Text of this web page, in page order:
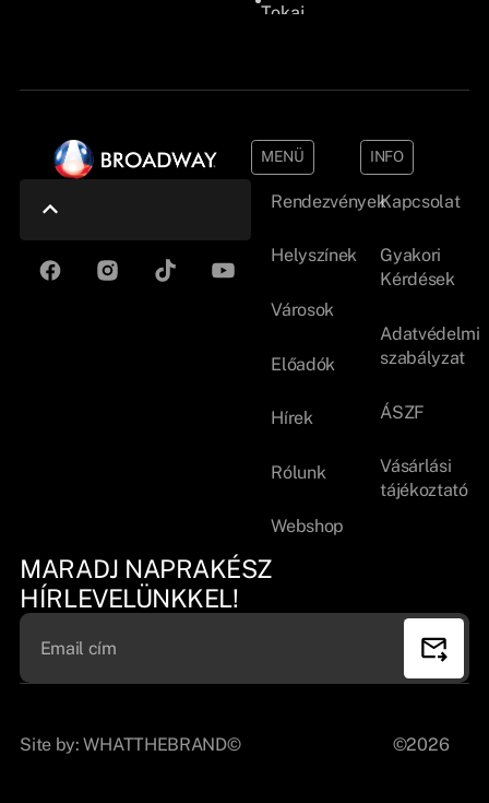
Tokaj
MENÜ
Rendezvények
Helyszínek
Városok
Előadók
Hírek
Rólunk
Webshop
INFO
Kapcsolat
Gyakori
Kérdések
Adatvédelmi
szabályzat
ÁSZF
Vásárlási
tájékoztató
MARADJ NAPRAKÉSZ
HÍRLEVELÜNKKEL!
Site by:WHATTHEBRAND© ©2026